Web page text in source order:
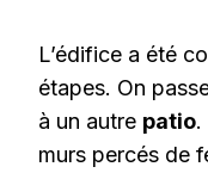
L’édifice a été
étapes. On
à un autre patio.
murs percés de